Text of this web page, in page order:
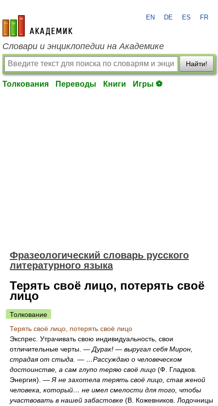
academic.ru
EN DE ES FR
Словари и энциклопедии на Академике
Найти!
Толкования Переводы Книги Игры ⚽
Фразеологический словарь русского
литературного языка
Терять своё лицо, потерять своё
лицо
Толкование
Терять своё лицо, потерять своё лицо
Экспрес. Утрачивать свою индивидуальность, свои
отличительные черты. — Дурак! — выругал себя Мирон,
страдая от стыда. — …Рассуждаю о человеческом
достоинстве, а сам глупо теряю своё лицо (Ф. Гладков.
Энергия). — Я не захотела терять своё лицо, став женой
человека, который… не имел смелости для того, чтобы
участвовать в нашей забастовке (В. Кожевников. Лодочницы